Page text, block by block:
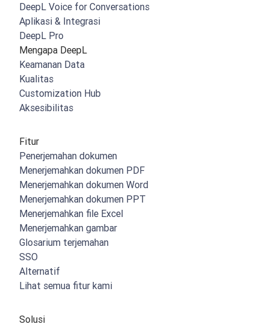
DeepL Voice for Conversations
Aplikasi & Integrasi
DeepL Pro
Mengapa DeepL
Keamanan Data
Kualitas
Customization Hub
Aksesibilitas
Fitur
Penerjemahan dokumen
Menerjemahkan dokumen PDF
Menerjemahkan dokumen Word
Menerjemahkan dokumen PPT
Menerjemahkan file Excel
Menerjemahkan gambar
Glosarium terjemahan
SSO
Alternatif
Lihat semua fitur kami
Solusi